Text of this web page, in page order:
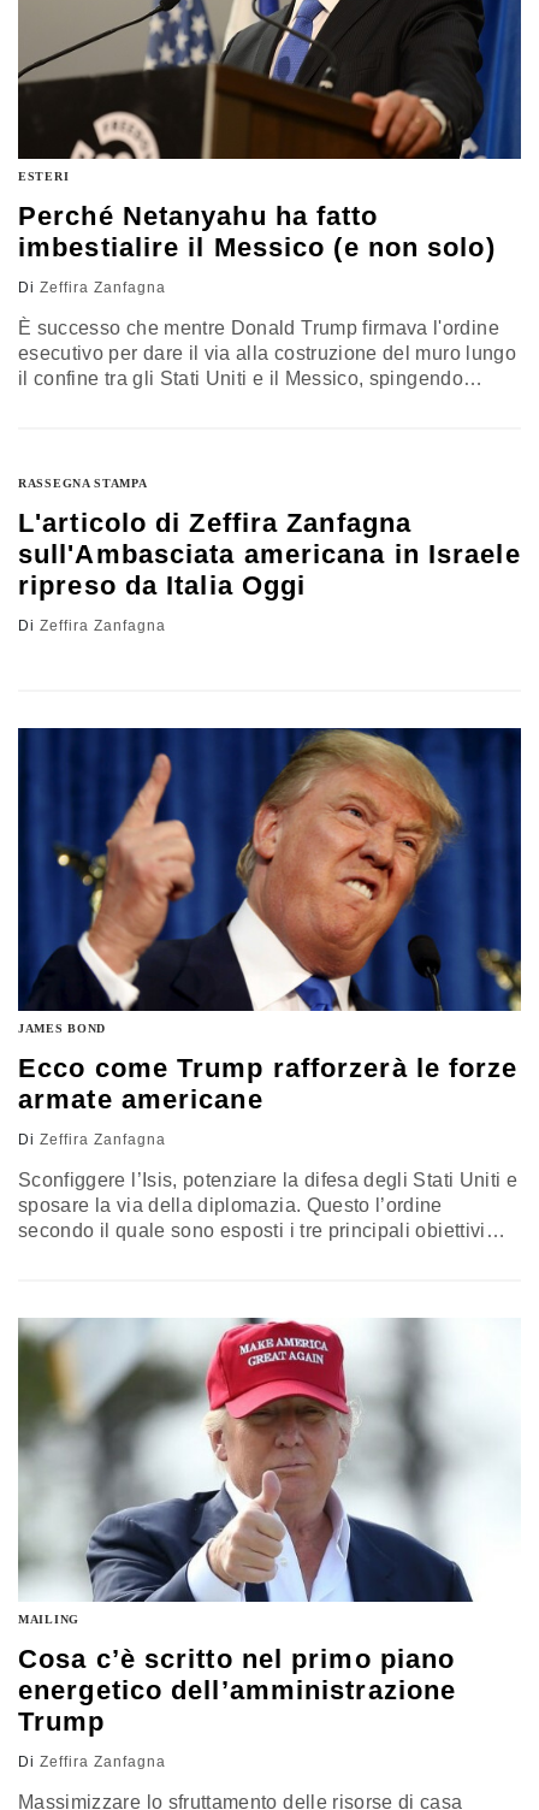
ESTERI
Perché Netanyahu ha fatto
imbestialire il Messico (e non solo)
Di Zeffira Zanfagna
È successo che mentre Donald Trump firmava l'ordine
esecutivo per dare il via alla costruzione del muro lungo
il confine tra gli Stati Uniti e il Messico, spingendo
proprio sostegno per la…
RASSEGNA STAMPA
L'articolo di Zeffira Zanfagna
sull'Ambasciata americana in Israele
ripreso da Italia Oggi
Di Zeffira Zanfagna
JAMES BOND
Ecco come Trump rafforzerà le forze
armate americane
Di Zeffira Zanfagna
Sconfiggere l’Isis, potenziare la difesa degli Stati Uniti e
sposare la via della diplomazia. Questo l’ordine
secondo il quale sono esposti i tre principali obiettivi
Bianca è stato da poco pubblicato anche “l’American
first foreign policy”, un…
MAILING
Cosa c’è scritto nel primo piano
energetico dell’amministrazione
Trump
Di Zeffira Zanfagna
Massimizzare lo sfruttamento delle risorse di casa